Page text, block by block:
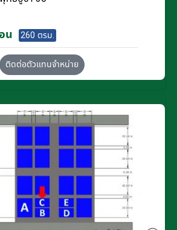
น 260 ตรม.
ติดต่อตัวแทนจำหน่าย